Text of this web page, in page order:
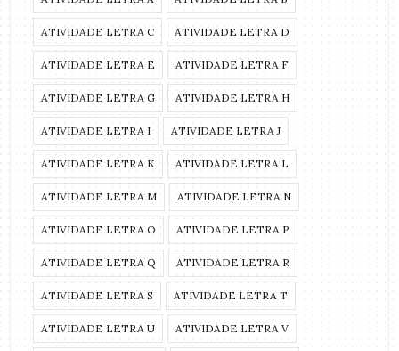
ATIVIDADE LETRA C ATIVIDADE LETRA D
ATIVIDADE LETRA E ATIVIDADE LETRA F
ATIVIDADE LETRA G ATIVIDADE LETRA H
ATIVIDADE LETRA I ATIVIDADE LETRA J
ATIVIDADE LETRA K ATIVIDADE LETRA L
ATIVIDADE LETRA M ATIVIDADE LETRA N
ATIVIDADE LETRA O ATIVIDADE LETRA P
ATIVIDADE LETRA Q ATIVIDADE LETRA R
ATIVIDADE LETRA S ATIVIDADE LETRA T
ATIVIDADE LETRA U ATIVIDADE LETRA V